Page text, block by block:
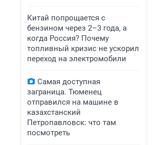
Китай попрощается с
бензином через 2–3 года, а
когда Россия? Почему
топливный кризис не ускорил
переход на электромобили
Самая доступная
заграница. Тюменец
отправился на машине в
казахстанский
Петропавловск: что там
посмотреть